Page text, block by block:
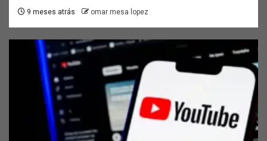
9 meses atrás omar mesa lopez